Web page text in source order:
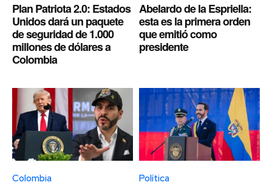
Plan Patriota 2.0: Estados
Unidos dará un paquete
de seguridad de 1.000
millones de dólares a
Colombia
Abelardo de la Espriella:
esta es la primera orden
que emitió como
presidente
Colombia Política